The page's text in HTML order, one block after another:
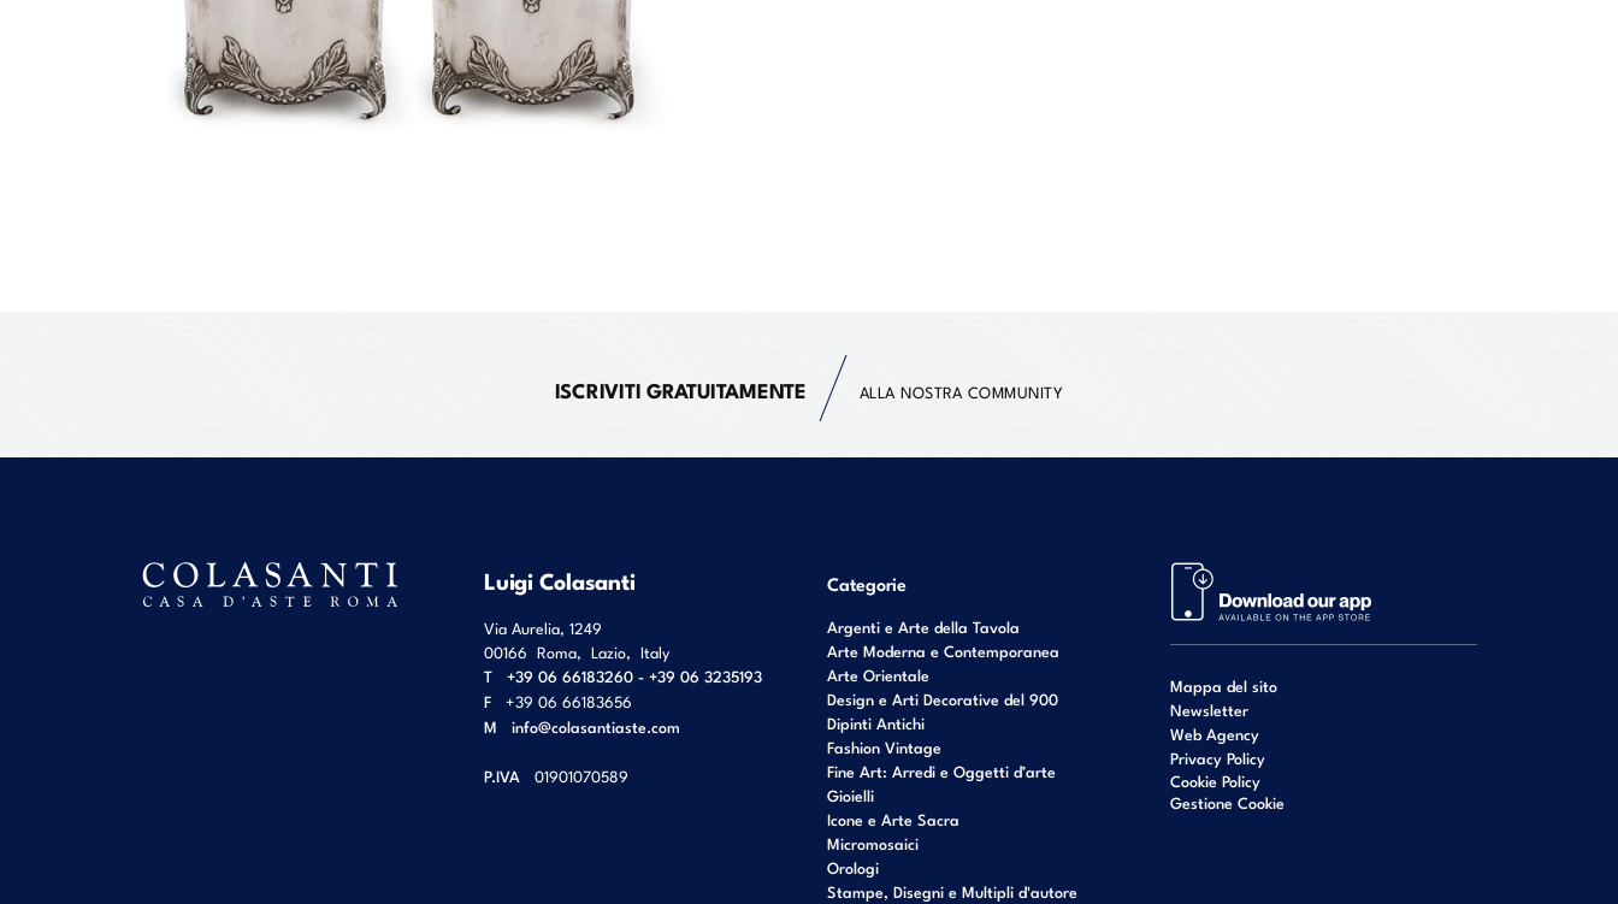
ISCRIVITI GRATUITAMENTE ALLA NOSTRA COMMUNITY
Luigi Colasanti
Via Aurelia, 1249
00166 Roma, Lazio, Italy
T
+39 06 66183260 - +39 06 3235193
F
+39 06 66183656
M info@colasantiaste.com
P.IVA 01901070589
Categorie
Argenti e Arte della Tavola
Arte Moderna e Contemporanea
Arte Orientale
Design e Arti Decorative del 900
Dipinti Antichi
Fashion Vintage
Fine Art: Arredi e Oggetti d’arte
Gioielli
Icone e Arte Sacra
Micromosaici
Orologi
Stampe, Disegni e Multipli d'autore
Mappa del sito
Newsletter
Web Agency
Privacy Policy
Cookie Policy
Gestione Cookie